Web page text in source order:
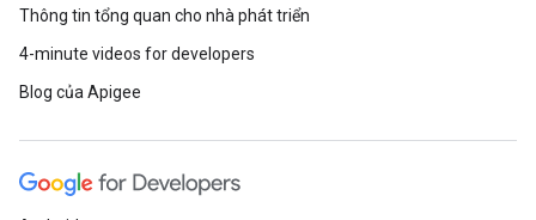
Thông tin tổng quan cho nhà phát triển
4-minute videos for developers
Blog của Apigee